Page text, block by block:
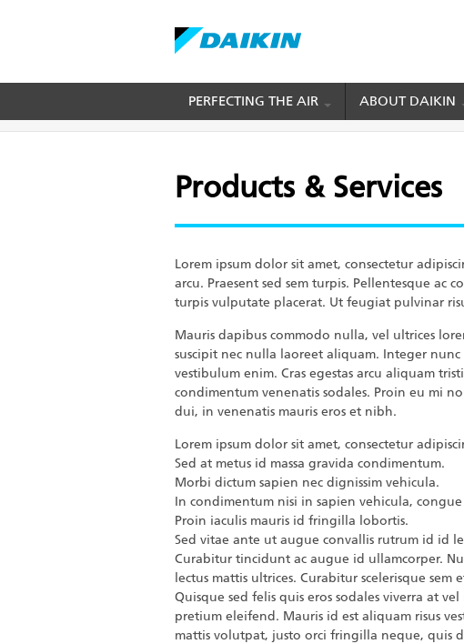
main
PERFECTING THE AIR ABOUT DAIKIN
BREADCRUMB
Home Products & Services
Products & Services
Lorem ipsum dolor sit amet, consectetur
arcu. Praesent sed sem turpis. Pellentesque ac
turpis vulputate placerat. Ut feugiat pulvinar
Mauris dapibus commodo nulla, vel ultrices
suscipit nec nulla laoreet aliquam. Integer
vestibulum enim. Cras egestas arcu aliquam
condimentum venenatis sodales. Proin eu mi
dui, in venenatis mauris eros et nibh.
Lorem ipsum dolor sit amet, consectetur
Sed at metus id massa gravida condimentum.
Morbi dictum sapien nec dignissim vehicula.
In condimentum nisi in sapien vehicula,
Proin iaculis mauris id fringilla lobortis.
Sed vitae ante ut augue convallis rutrum id id
Curabitur tincidunt ac augue id ullamcorper.
lectus mattis ultrices. Curabitur scelerisque
Quisque sed felis quis eros sodales viverra at
pretium eleifend. Mauris id est aliquam risus
mattis volutpat, justo orci fringilla neque, quis